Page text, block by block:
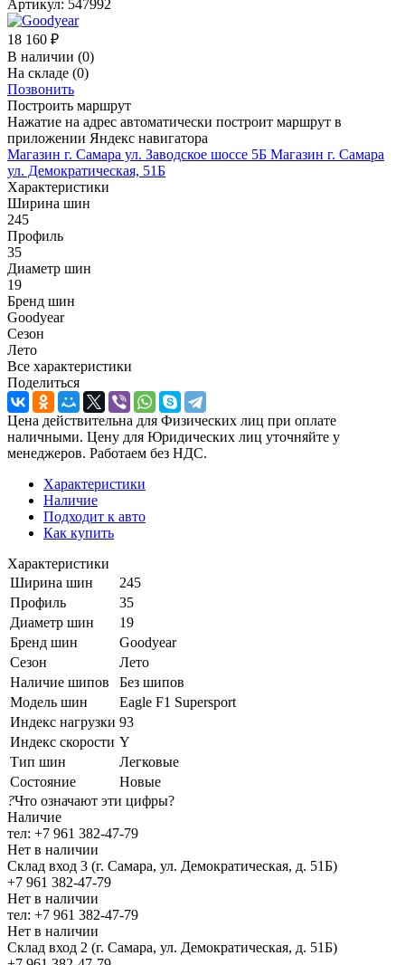
Артикул: 547992
18 160 ₽
В наличии (0)
На складе (0)
Позвонить
Построить маршрут
Нажатие на адрес автоматически построит маршрут в
приложении Яндекс навигатора
Магазин г. Самара ул. Заводское шоссе 5Б Магазин г. Самара
ул. Демократическая, 51Б
Характеристики
Ширина шин
245
Профиль
35
Диаметр шин
19
Бренд шин
Goodyear
Сезон
Лето
Все характеристики
Поделиться
Цена действительна для Физических лиц при оплате
наличными. Цену для Юридических лиц уточняйте у
менеджеров. Работаем без НДС.
Характеристики
Наличие
Подходит к авто
Как купить
Характеристики
Ширина шин
245
Профиль
35
Диаметр шин
19
Бренд шин
Goodyear
Сезон
Лето
Наличие шипов
Без шипов
Модель шин
Eagle F1 Supersport
Индекс нагрузки 93
Индекс скорости Y
Тип шин
Легковые
Состояние
Новые
?Что означают эти цифры?
Наличие
тел: +7 961 382-47-79
Нет в наличии
Склад вход 3 (г. Самара, ул. Демократическая, д. 51Б)
+7 961 382-47-79
Нет в наличии
тел: +7 961 382-47-79
Нет в наличии
Склад вход 2 (г. Самара, ул. Демократическая, д. 51Б)